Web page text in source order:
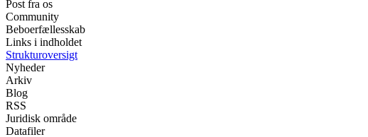
Post fra os
Community
Beboerfællesskab
Links i indholdet
Strukturoversigt
Nyheder
Arkiv
Blog
RSS
Juridisk område
Datafiler